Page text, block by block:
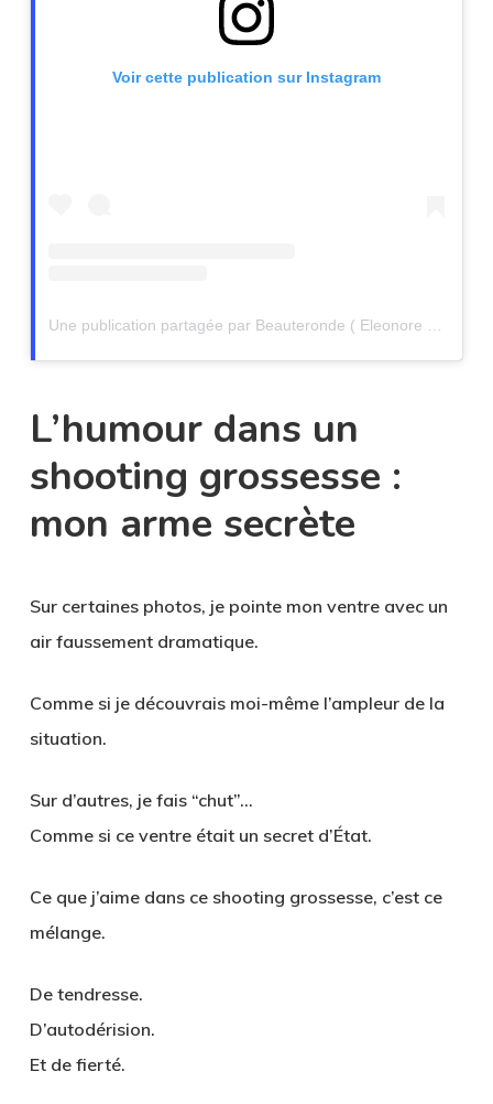
Voir cette publication sur Instagram
L’humour dans un
shooting grossesse :
mon arme secrète
Sur certaines photos, je pointe mon ventre avec un
air faussement dramatique.
Comme si je découvrais moi-même l’ampleur de la
situation.
Sur d’autres, je fais “chut”…
Comme si ce ventre était un secret d’État.
Ce que j’aime dans ce shooting grossesse, c’est ce
mélange.
De tendresse.
D’autodérision.
Et de fierté.